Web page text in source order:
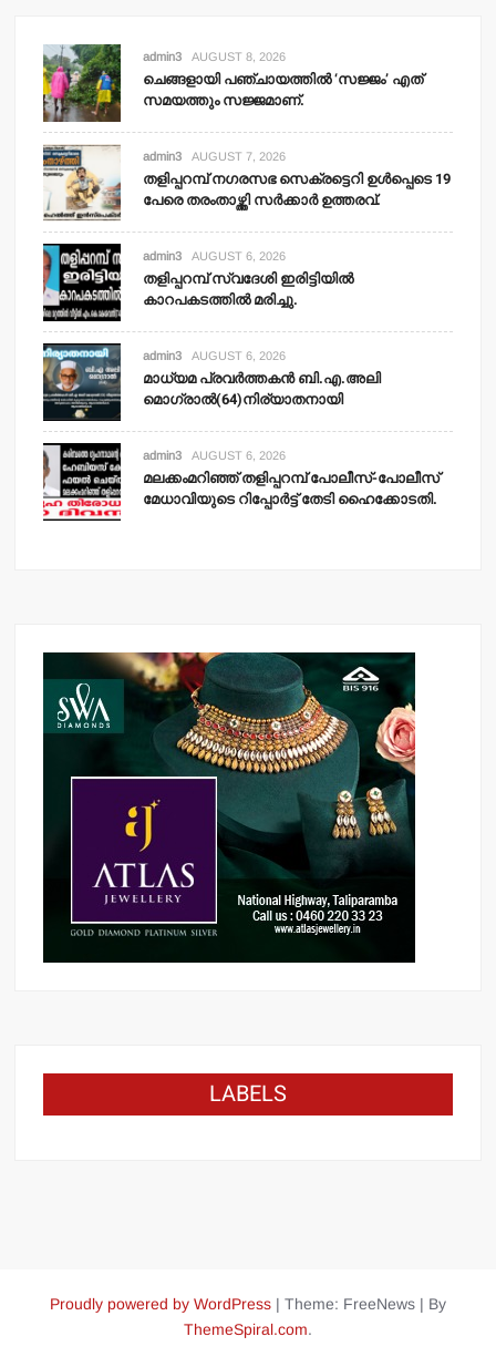
admin3 AUGUST 8, 2026
ചെങ്ങളായി പഞ്ചായത്തില്‍ ‘സജ്ജം’ എത്
സമയത്തും സജ്ജമാണ്.
admin3 AUGUST 7, 2026
തളിപ്പറമ്പ് നഗരസഭ സെക്രട്ടെറി ഉള്‍പ്പെടെ 19
പേരെ തരംതാഴ്ത്തി സര്‍ക്കാര്‍ ഉത്തരവ്.
admin3 AUGUST 6, 2026
തളിപ്പറമ്പ് സ്വദേശി ഇരിട്ടിയില്‍
കാറപകടത്തില്‍ മരിച്ചു.
admin3 AUGUST 6, 2026
മാധ്യമ പ്രവര്‍ത്തകന്‍ ബി.എ.അലി
മൊഗ്രാല്‍(64)നിര്യാതനായി
admin3 AUGUST 6, 2026
മലക്കംമറിഞ്ഞ് തളിപ്പറമ്പ് പോലീസ്-പോലീസ്
മേധാവിയുടെ റിപ്പോര്‍ട്ട് തേടി ഹൈക്കോടതി.
LABELS
Proudly powered by WordPress | Theme: FreeNews | By
ThemeSpiral.com.